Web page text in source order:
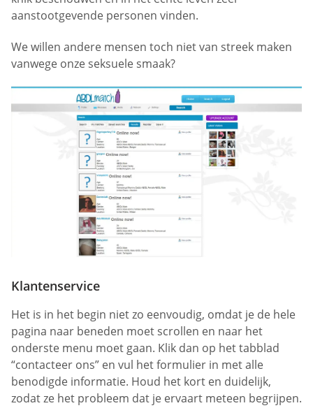
aanstootgevende personen vinden.
We willen andere mensen toch niet van streek maken
vanwege onze seksuele smaak?
Klantenservice
Het is in het begin niet zo eenvoudig, omdat je de hele
pagina naar beneden moet scrollen en naar het
onderste menu moet gaan. Klik dan op het tabblad
“contacteer ons” en vul het formulier in met alle
benodigde informatie. Houd het kort en duidelijk,
zodat ze het probleem dat je ervaart meteen begrijpen.